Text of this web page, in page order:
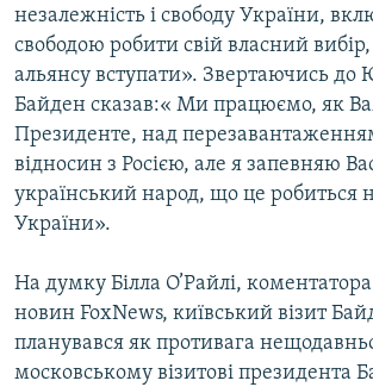
незалежність і свободу України,
свободою робити свій власний
альянсу вступати». Звертаючись
Байден сказав:« Ми працюємо, як
Президенте, над
відносин з Росією, але я запевняю
український народ, що це робиться
України».
На думку Білла О’Райлі,
новин FoxNews, київський візит
планувався як противага
московському візитові президента